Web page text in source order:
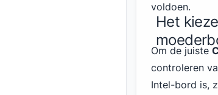
voldoen.
Het
Om de juiste
controleren
Intel-bord is,